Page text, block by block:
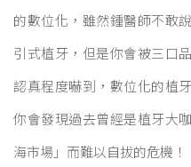
的數位化，雖然鍾醫師不敢
引式植牙，但是你會被三口
認真程度嚇到，數位化的植
你會發現過去曾經是植牙大
海市場」而難以自拔的危機！